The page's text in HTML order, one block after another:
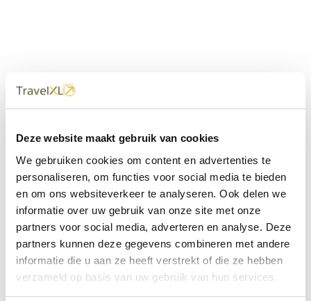
Deze website maakt gebruik van cookies
We gebruiken cookies om content en advertenties te
personaliseren, om functies voor social media te bieden
en om ons websiteverkeer te analyseren. Ook delen we
informatie over uw gebruik van onze site met onze
partners voor social media, adverteren en analyse. Deze
partners kunnen deze gegevens combineren met andere
informatie die u aan ze heeft verstrekt of die ze hebben
verzameld op basis van uw gebruik van hun services.
dichtbij
Met 60+ verkooppunten in Nederland en België staan wij
met onze XL Travelcenters, mobiele reisadviseurs van
TravelXL@Home en deze website altijd voor uw vakantie
klaar.
• Ontzorgen van A-Z • Onafhankelijk advies • Maatwerk •
Bespaar tijd en stress
TravelXLreisbureau's